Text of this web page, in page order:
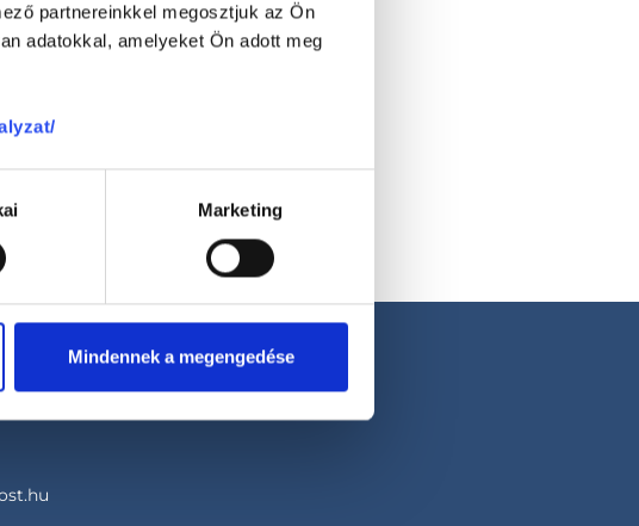
partnereinkkel megosztjuk az Ön
adatokkal, amelyeket Ön adott meg
Marketing
Mindennek a megengedése